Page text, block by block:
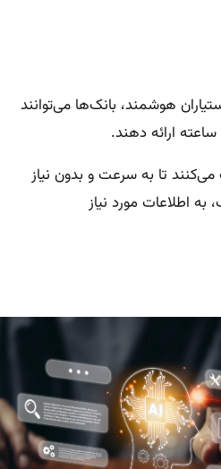
هوشمند، بانک‌ها می‌توانند
می‌کنند تا به سرعت و بدون نیاز
به اطلاعات مورد نیاز